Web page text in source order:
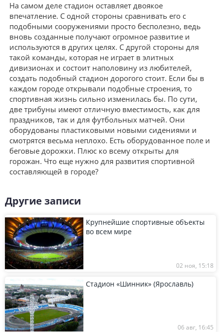
На самом деле стадион оставляет двоякое
впечатление. С одной стороны сравнивать его с
подобными сооружениями просто бесполезно, ведь
вновь созданные получают огромное развитие и
используются в других целях. С другой стороны для
такой команды, которая не играет в элитных
дивизионах и состоит наполовину из любителей,
создать подобный стадион дорогого стоит. Если бы в
каждом городе открывали подобные строения, то
спортивная жизнь сильно изменилась бы. По сути,
две трибуны имеют отличную вместимость, как для
праздников, так и для футбольных матчей. Они
оборудованы пластиковыми новыми сидениями и
смотрятся весьма неплохо. Есть оборудованное поле и
беговые дорожки. Плюс ко всему открыты для
горожан. Что еще нужно для развития спортивной
составляющей в городе?
Другие записи
Крупнейшие спортивные объекты
во всем мире
02 ноя, 15:18
Стадион «Шинник» (Ярославль)
06 авг, 16:45